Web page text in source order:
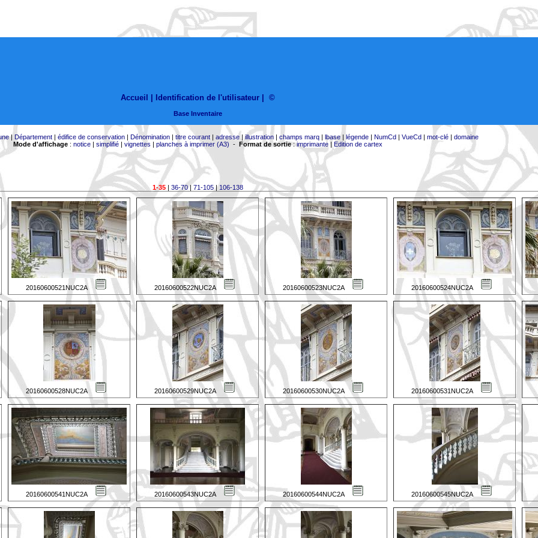
Accueil | Identification de l'utilisateur ©
Base Inventaire
| Département| édifice de conservation| Dénomination| titre courant| adresse|illustration| champs marq| lbase| légende| NumCd| VueCd| mot-clé| domaine
Mode d'affichage: notice| simplifié| vignettes | planches à imprimer (A3) - Format de sortie:imprimante| Edition de cartex
1-35| 36-70| 71-105|106-138
20160600521NUC2A 20160600522NUC2A 20160600523NUC2A 20160600524NUC2A
20160600528NUC2A 20160600529NUC2A 20160600530NUC2A 20160600531NUC2A
20160600541NUC2A 20160600543NUC2A 20160600544NUC2A 20160600545NUC2A